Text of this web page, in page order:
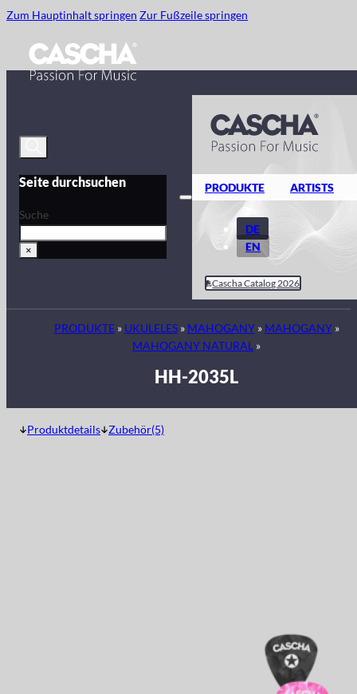
Zum Hauptinhalt springen Zur Fußzeile springen
Seite durchsuchen
Suche
×
PRODUKTE ARTISTS
DE
EN
Cascha Catalog 2026
PRODUKTE» UKULELES» MAHOGANY» MAHOGANY»
MAHOGANY NATURAL »
HH-2035L
Produktdetails Zubehör(5)